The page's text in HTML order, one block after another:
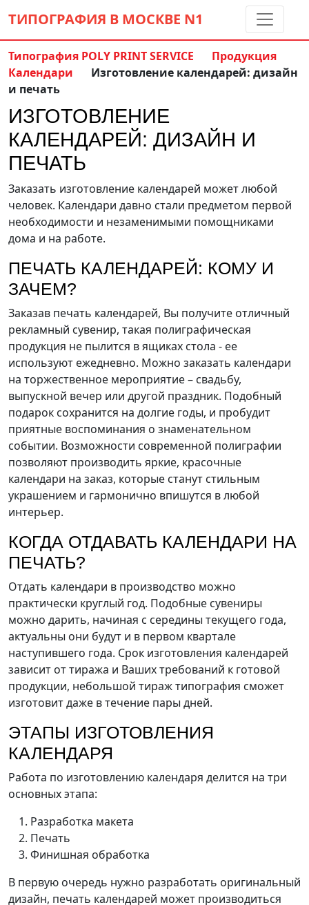
ТИПОГРАФИЯ В МОСКВЕ N1
Контакты: (5 метров от м. Дмитровская)
info@ppsprint.ru
звоните с 10 до 19 пн-сб
Типография POLY PRINT SERVICE
Продукция
Календари
Изготовление календарей: дизайн
и печать
ИЗГОТОВЛЕНИЕ
КАЛЕНДАРЕЙ: ДИЗАЙН И
ПЕЧАТЬ
Заказать изготовление календарей может любой
человек. Календари давно стали предметом первой
необходимости и незаменимыми помощниками
дома и на работе.
ПЕЧАТЬ КАЛЕНДАРЕЙ: КОМУ И
ЗАЧЕМ?
Заказав печать календарей, Вы получите отличный
рекламный сувенир, такая полиграфическая
продукция не пылится в ящиках стола - ее
используют ежедневно. Можно заказать календари
на торжественное мероприятие – свадьбу,
выпускной вечер или другой праздник. Подобный
подарок сохранится на долгие годы, и пробудит
приятные воспоминания о знаменательном
событии. Возможности современной полиграфии
позволяют производить яркие, красочные
календари на заказ, которые станут стильным
украшением и гармонично впишутся в любой
интерьер.
КОГДА ОТДАВАТЬ КАЛЕНДАРИ НА
ПЕЧАТЬ?
Отдать календари в производство можно
практически круглый год. Подобные сувениры
можно дарить, начиная с середины текущего года,
актуальны они будут и в первом квартале
наступившего года. Срок изготовления календарей
зависит от тиража и Ваших требований к готовой
продукции, небольшой тираж типография сможет
изготовит даже в течение пары дней.
ЭТАПЫ ИЗГОТОВЛЕНИЯ
КАЛЕНДАРЯ
Работа по изготовлению календаря делится на три
основных этапа:
Разработка макета
Печать
Финишная обработка
В первую очередь нужно разработать оригинальный
дизайн, печать календарей может производиться